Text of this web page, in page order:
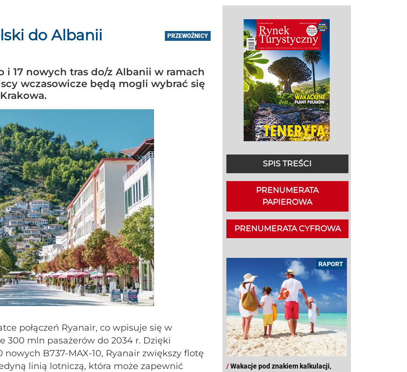
do Albanii PRZEWOŹNICY
i 17 nowych tras do/z Albanii w ramach
wczasowicze będą mogli wybrać się
połączeń Ryanair, co wpisuje się w
300 mln pasażerów do 2034 r. Dzięki
B737-MAX-10, Ryanair zwiększy flotę
linią lotniczą, która może zapewnić
SPIS TREŚCI
PRENUMERATA
PAPIEROWA
PRENUMERATA CYFROWA
RAPORT
/Wakacje pod znakiem kalkulacji,